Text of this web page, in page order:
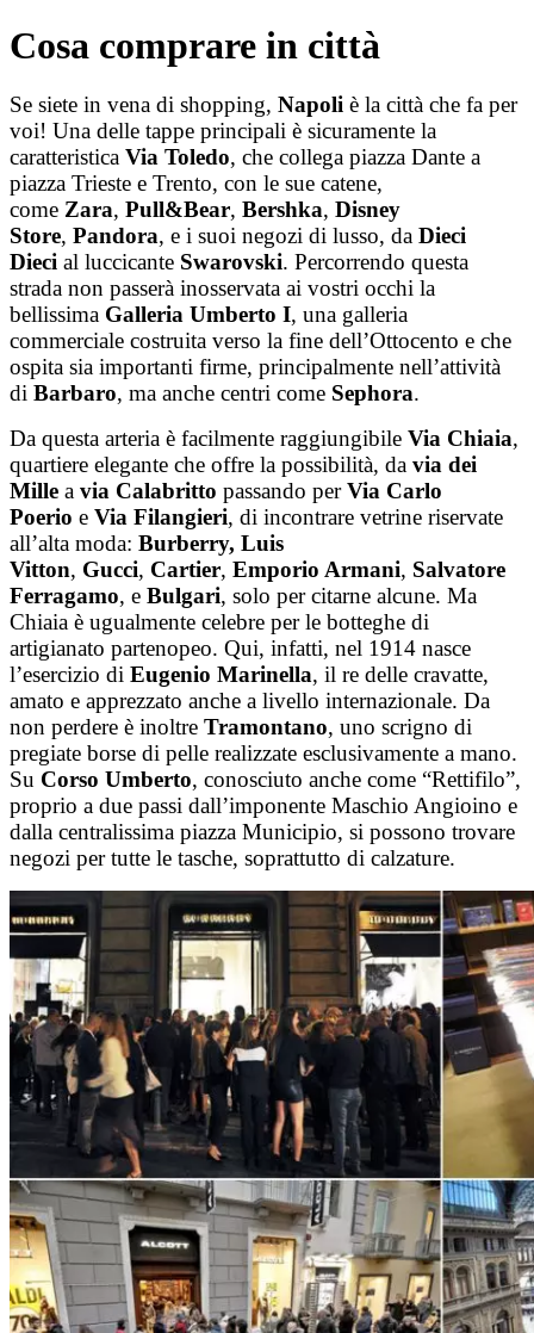
Salta
al
Cosa comprare in città
Se siete in vena di shopping, Napoli è la città che fa per
voi! Una delle tappe principali è sicuramente la
caratteristica Via Toledo, che collega piazza Dante a
piazza Trieste e Trento, con le sue catene,
come Zara, Pull&Bear, Bershka, Disney
Store, Pandora, e i suoi negozi di lusso, da Dieci
Dieci al luccicante Swarovski. Percorrendo questa
strada non passerà inosservata ai vostri occhi la
bellissima Galleria Umberto I, una galleria
commerciale costruita verso la fine dell’Ottocento e che
ospita sia importanti firme, principalmente nell’attività
di Barbaro, ma anche centri come Sephora.
Da questa arteria è facilmente raggiungibile Via Chiaia,
quartiere elegante che offre la possibilità, da via dei
Mille a via Calabritto passando perVia Carlo
Poerio e Via Filangieri, di incontrare vetrine riservate
all’alta moda: Burberry, Luis
Vitton, Gucci, Cartier, Emporio Armani, Salvatore
Ferragamo, e Bulgari, solo per citarne alcune. Ma
Chiaia è ugualmente celebre per le botteghe di
artigianato partenopeo. Qui, infatti, nel 1914 nasce
l’esercizio di Eugenio Marinella, il re delle cravatte,
amato e apprezzato anche a livello internazionale. Da
non perdere è inoltre Tramontano, uno scrigno di
pregiate borse di pelle realizzate esclusivamente a mano.
Su Corso Umberto, conosciuto anche come “Rettifilo”,
proprio a due passi dall’imponente Maschio Angioino e
dalla centralissima piazza Municipio, si possono trovare
negozi per tutte le tasche, soprattutto di calzature.